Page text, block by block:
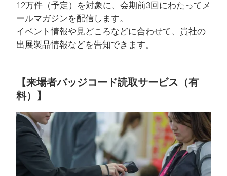
12万件（予定）を対象に、会期前3回にわたってメ
ールマガジンを配信します。
イベント情報や見どころなどに合わせて、貴社の
出展製品情報などを告知できます。
【来場者バッジコード読取サービス（有
料）】